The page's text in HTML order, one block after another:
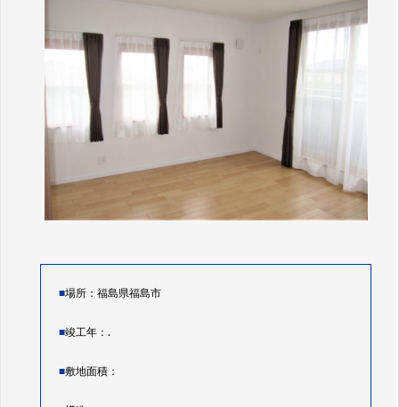
■場所：福島県福島市
■竣工年：.
■敷地面積：